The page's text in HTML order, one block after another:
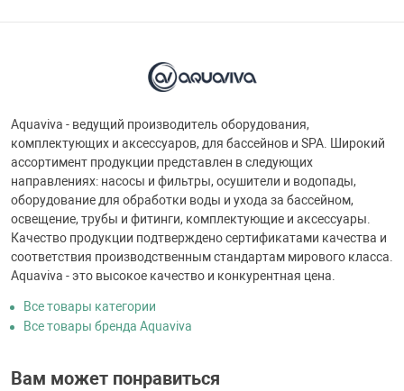
Aquaviva - ведущий производитель оборудования,
комплектующих и аксессуаров, для бассейнов и SPA. Широкий
ассортимент продукции представлен в следующих
направлениях: насосы и фильтры, осушители и водопады,
оборудование для обработки воды и ухода за бассейном,
освещение, трубы и фитинги, комплектующие и аксессуары.
Качество продукции подтверждено сертификатами качества и
соответствия производственным стандартам мирового класса.
Aquaviva - это высокое качество и конкурентная цена.
Все товары категории
Все товары бренда Aquaviva
Вам может понравиться